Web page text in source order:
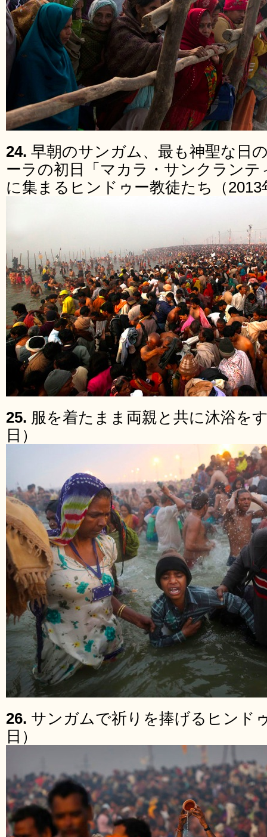
24. 早朝のサンガム、最も神聖な日
ーラの初日「マカラ・サンクランテ
に集まるヒンドゥー教徒たち（2013
25. 服を着たまま両親と共に沐浴を
日）
26. サンガムで祈りを捧げるヒンド
日）